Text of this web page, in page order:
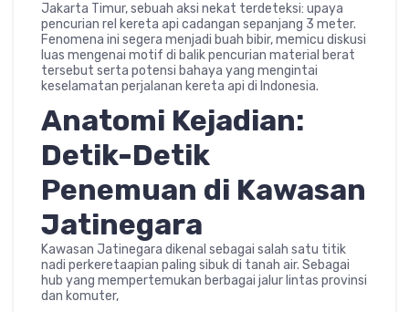
Jakarta Timur, sebuah aksi nekat terdeteksi: upaya
pencurian rel kereta api cadangan sepanjang 3 meter.
Fenomena ini segera menjadi buah bibir, memicu diskusi
luas mengenai motif di balik pencurian material berat
tersebut serta potensi bahaya yang mengintai
keselamatan perjalanan kereta api di Indonesia.
Anatomi Kejadian:
Detik-Detik
Penemuan di Kawasan
Jatinegara
Kawasan Jatinegara dikenal sebagai salah satu titik
nadi perkeretaapian paling sibuk di tanah air. Sebagai
hub yang mempertemukan berbagai jalur lintas provinsi
dan komuter,